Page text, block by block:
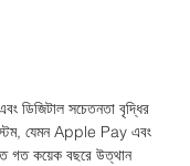
ডিজিটাল সচেতনতা বৃদ্ধির
যেমন Apple Pay এবং
গত কয়েক বছরে উত্থান